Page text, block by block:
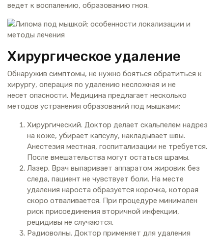
ведет к воспалению, образованию гноя.
Хирургическое удаление
Обнаружив симптомы, не нужно бояться обратиться к
хирургу, операция по удалению несложная и не
несет опасности. Медицина предлагает несколько
методов устранения образований под мышками:
Хирургический. Доктор делает скальпелем надрез
на коже, убирает капсулу, накладывает швы.
Анестезия местная, госпитализации не требуется.
После вмешательства могут остаться шрамы.
Лазер. Врач выпаривает аппаратом жировик без
следа, пациент не чувствует боли. На месте
удаления нароста образуется корочка, которая
скоро отваливается. При процедуре минимален
риск присоединения вторичной инфекции,
рецидивы не случаются.
Радиоволны. Доктор применяет для удаления